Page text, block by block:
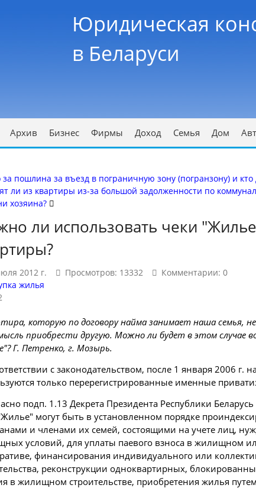
Юридическая
в Беларуси
Архив Бизнес Фирмы Доход Семья Дом
за пошлина за въезд в пограничную зону (погранзону) и
ли из квартиры из-за большой задолженности по
хозяина?
ли использовать чеки
2012 г. Просмотров: 13332
Комментарии: 0
жилья
которую по договору найма занимает наша семья,
приобрести другую. Можно ли будет в этом случае
Г. Петренко, г. Мозырь.
с законодательством, после 1 января 2006 г.
только перерегистрированные именные
подп. 1.13 Декрета Президента Республики
могут быть в установленном порядке
и членами их семей, состоящими на учете лиц,
условий, для уплаты паевого взноса в жилищном
финансирования индивидуального или
реконструкции одноквартирных,
в жилищном строительстве, приобретения жилья